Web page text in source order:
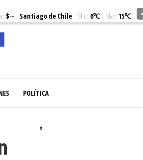
$-- Santiago de Chile Min: 6℃ Max: 15℃
POLÍTICA
#